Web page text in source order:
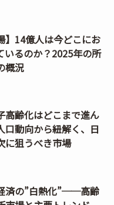
】14億人は今どこにお
いるのか？2025年の所
概況
高齢化はどこまで進ん
口動向から紐解く、日
に狙うべき市場
済の”白熱化”──高齢